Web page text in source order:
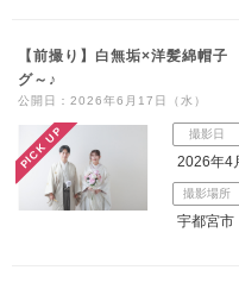
【前撮り】白無垢×洋髪綿帽
グ～♪
公開日：2026年6月17日（水）
PICK UP 撮影日
2026年4
撮影場所
宇都宮市